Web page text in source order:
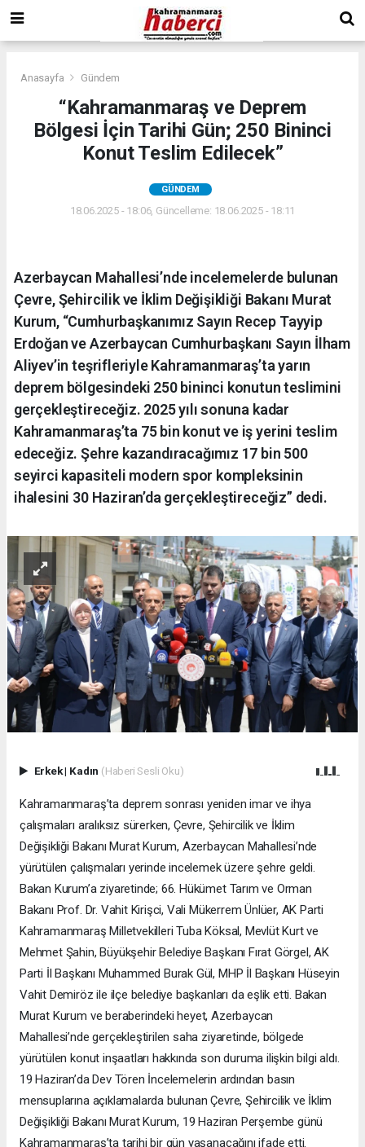
Anasayfa Gündem
“Kahramanmaraş ve Deprem
Bölgesi İçin Tarihi Gün; 250 Bininci
Konut Teslim Edilecek”
GÜNDEM
18.06.2025 - 18:06, Güncelleme: 18.06.2025 - 18:11
Azerbaycan Mahallesi’nde incelemelerde bulunan
Çevre, Şehircilik ve İklim Değişikliği Bakanı Murat
Kurum, “Cumhurbaşkanımız Sayın Recep Tayyip
Erdoğan ve Azerbaycan Cumhurbaşkanı Sayın İlham
Aliyev’in teşrifleriyle Kahramanmaraş’ta yarın
deprem bölgesindeki 250 bininci konutun teslimini
gerçekleştireceğiz. 2025 yılı sonuna kadar
Kahramanmaraş’ta 75 bin konut ve iş yerini teslim
edeceğiz. Şehre kazandıracağımız 17 bin 500
seyirci kapasiteli modern spor kompleksinin
ihalesini 30 Haziran’da gerçekleştireceğiz” dedi.
Erkek| Kadın (Haberi Sesli Oku)
Kahramanmaraş’ta deprem sonrası yeniden imar ve ihya
çalışmaları aralıksız sürerken, Çevre, Şehircilik ve İklim
Değişikliği Bakanı Murat Kurum, Azerbaycan Mahallesi’nde
yürütülen çalışmaları yerinde incelemek üzere şehre geldi.
Bakan Kurum’a ziyaretinde; 66. Hükümet Tarım ve Orman
Bakanı Prof. Dr. Vahit Kirişci, Vali Mükerrem Ünlüer, AK Parti
Kahramanmaraş Milletvekilleri Tuba Köksal, Mevlüt Kurt ve
Mehmet Şahin, Büyükşehir Belediye Başkanı Fırat Görgel, AK
Parti İl Başkanı Muhammed Burak Gül, MHP İl Başkanı Hüseyin
Vahit Demiröz ile ilçe belediye başkanları da eşlik etti. Bakan
Murat Kurum ve beraberindeki heyet, Azerbaycan
Mahallesi’nde gerçekleştirilen saha ziyaretinde, bölgede
yürütülen konut inşaatları hakkında son duruma ilişkin bilgi aldı.
19 Haziran’da Dev Tören İncelemelerin ardından basın
mensuplarına açıklamalarda bulunan Çevre, Şehircilik ve İklim
Değişikliği Bakanı Murat Kurum, 19 Haziran Perşembe günü
Kahramanmaraş’ta tarihi bir gün yaşanacağını ifade etti.